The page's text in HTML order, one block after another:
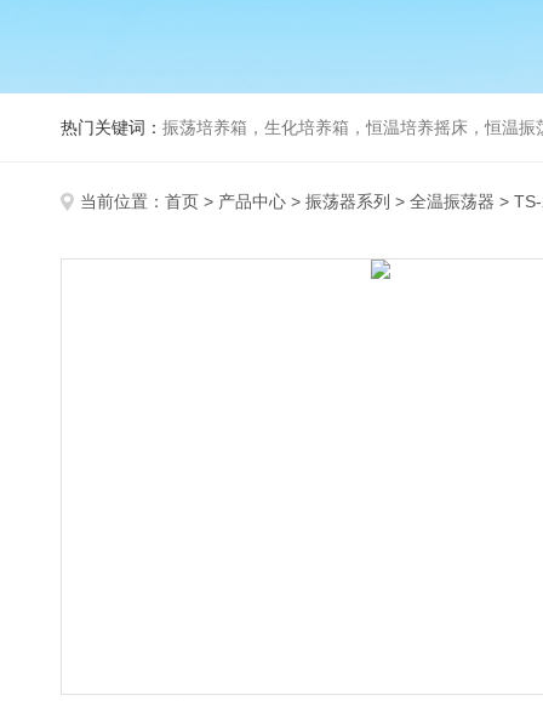
热门关键词： 振荡培养箱，生化培养箱，恒温培养摇床，恒温振荡器
当前位置： 首页 > 产品中心 > 振荡器系列 > 全温振荡器 >